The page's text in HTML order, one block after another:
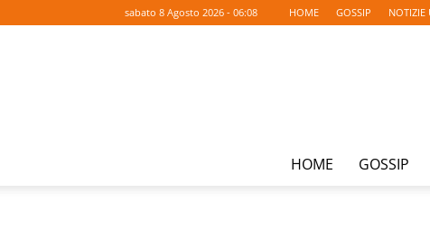
sabato 8 Agosto 2026 - 06:08 HOME GOSSIP NOTIZIE
HOME GOSSIP